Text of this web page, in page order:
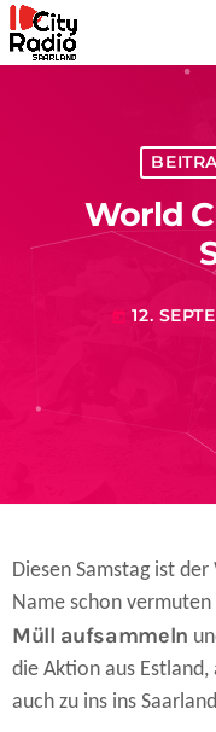
World
today 12.
Diesen Samstag ist der
Name schon vermuten
Müll aufsammeln
die Aktion aus
auch zu ins ins